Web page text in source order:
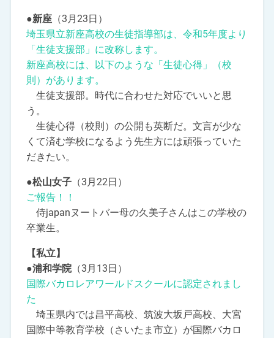
●新座（3月23日）
埼玉県立新座高校の生徒指導部は、令和5年度より
「生徒支援部」に改称します。
新座高校には、以下のような「生徒心得」（校
則）があります。
生徒支援部。時代に合わせた対応でいいと思
う。
生徒心得（校則）の公開も英断だ。文言が少な
くて済む学校になるよう先生方には頑張っていた
だきたい。
●松山女子（3月22日）
ご報告！！
侍japanヌートバー母の久美子さんはこの学校の
卒業生。
【私立】
●浦和学院（3月13日）
国際バカロレアワールドスクールに認定されまし
た
埼玉県内では昌平高校、筑波大坂戸高校、大宮
国際中等教育学校（さいたま市立）が国際バカロ